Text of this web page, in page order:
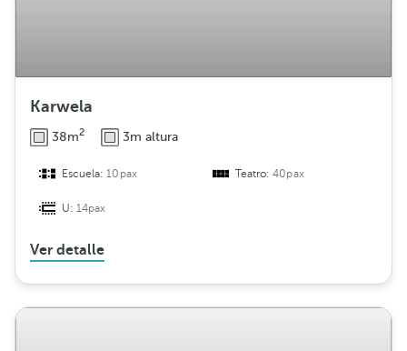
Karwela
38m2 3m altura
Escuela:10pax Teatro:40pax
U:14pax
Ver detalle